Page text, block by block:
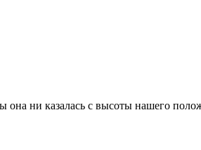
она ни казалась с высоты нашего